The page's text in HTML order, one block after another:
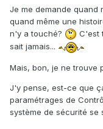
Je me demande quand
quand même une
n'y a touché?
C'est
sait jamais...
Mais, bon, je ne trouve
J'y pense, est-ce que
paramétrages de
système de sécurité se